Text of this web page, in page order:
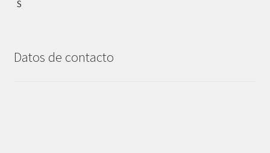
Datos de contacto